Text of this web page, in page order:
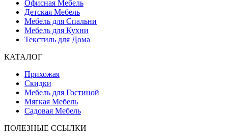
Офисная Мебель
Детская Мебель
Мебель для Спальни
Мебель для Кухни
Текстиль для Дома
КАТАЛОГ
Прихожая
Скидки
Мебель для Гостиной
Мягкая Мебель
Садовая Мебель
ПОЛЕЗНЫЕ ССЫЛКИ